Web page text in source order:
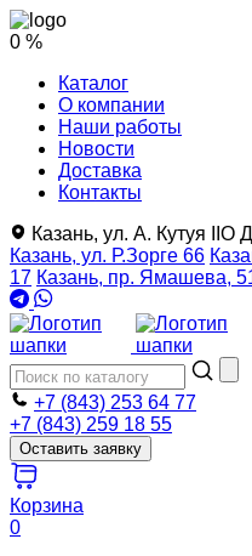
0 %
Каталог
О компании
Наши работы
Новости
Доставка
Контакты
Казань, ул. А. Кутуя IIO
Казань, ул. Р.Зорге 66
17 Казань, пр. Ямашева,
+7 (843) 253 64 77
+7 (843) 259 18 55
Оставить заявку
Корзина
0